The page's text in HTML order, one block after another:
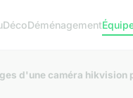
DécoDéménagement
d'une caméra hikvision